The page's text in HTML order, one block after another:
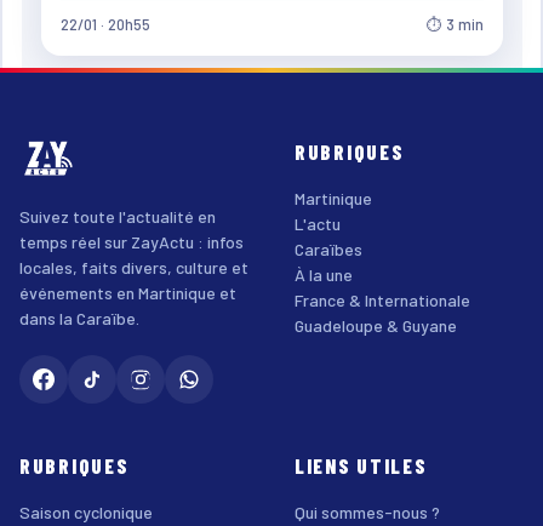
22/01 · 20h55 ⏱ 3 min
Suivez toute l'actualité en
temps réel sur ZayActu : infos
locales, faits divers, culture et
événements en Martinique et
dans la Caraïbe.
RUBRIQUES
Martinique
L'actu
Caraïbes
À la une
France & Internationale
Guadeloupe & Guyane
RUBRIQUES
Saison cyclonique
LIENS UTILES
Qui sommes-nous ?